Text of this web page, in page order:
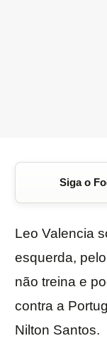
Siga o
Leo Valencia
esquerda,
não treina e
contra a
Nilton Santos.